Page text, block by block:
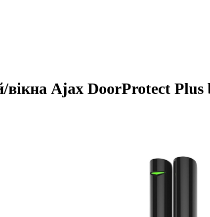
Ajax DoorProtect Plus